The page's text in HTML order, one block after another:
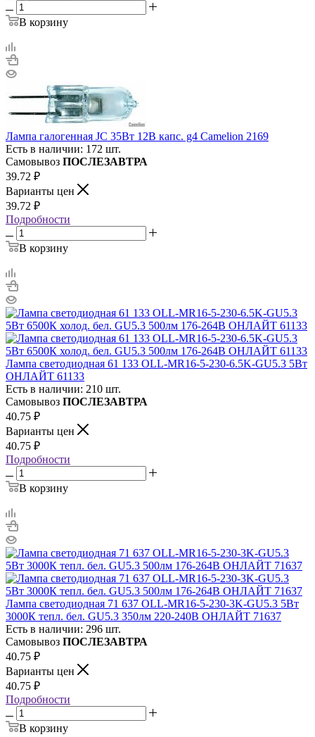
В корзину
Лампа галогенная JC 35Вт 12В капс. g4 Camelion 2169
Есть в наличии: 172 шт.
Самовывоз ПОСЛЕЗАВТРА
39.72 ₽
Варианты цен
39.72 ₽
Подробности
В корзину
Лампа светодиодная 61 133 OLL-MR16-5-230-6.5K-GU5.3 5Вт
ОНЛАЙТ 61133
Есть в наличии: 210 шт.
Самовывоз ПОСЛЕЗАВТРА
40.75 ₽
Варианты цен
40.75 ₽
Подробности
В корзину
Лампа светодиодная 71 637 OLL-MR16-5-230-3K-GU5.3 5Вт
3000К тепл. бел. GU5.3 350лм 220-240В ОНЛАЙТ 71637
Есть в наличии: 296 шт.
Самовывоз ПОСЛЕЗАВТРА
40.75 ₽
Варианты цен
40.75 ₽
Подробности
В корзину